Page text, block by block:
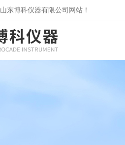
山东博科仪器有限公司 网站！